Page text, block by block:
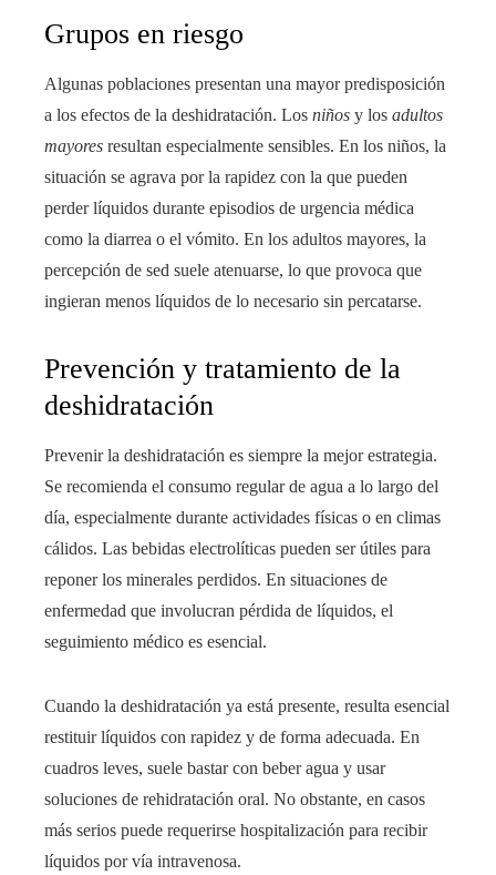
Grupos en riesgo
Algunas poblaciones presentan una mayor predisposición
a los efectos de la deshidratación. Los niños y los adultos
mayores resultan especialmente sensibles. En los niños, la
situación se agrava por la rapidez con la que pueden
perder líquidos durante episodios de urgencia médica
como la diarrea o el vómito. En los adultos mayores, la
percepción de sed suele atenuarse, lo que provoca que
ingieran menos líquidos de lo necesario sin percatarse.
Prevención y tratamiento de la
deshidratación
Prevenir la deshidratación es siempre la mejor estrategia.
Se recomienda el consumo regular de agua a lo largo del
día, especialmente durante actividades físicas o en climas
cálidos. Las bebidas electrolíticas pueden ser útiles para
reponer los minerales perdidos. En situaciones de
enfermedad que involucran pérdida de líquidos, el
seguimiento médico es esencial.
Cuando la deshidratación ya está presente, resulta esencial
restituir líquidos con rapidez y de forma adecuada. En
cuadros leves, suele bastar con beber agua y usar
soluciones de rehidratación oral. No obstante, en casos
más serios puede requerirse hospitalización para recibir
líquidos por vía intravenosa.